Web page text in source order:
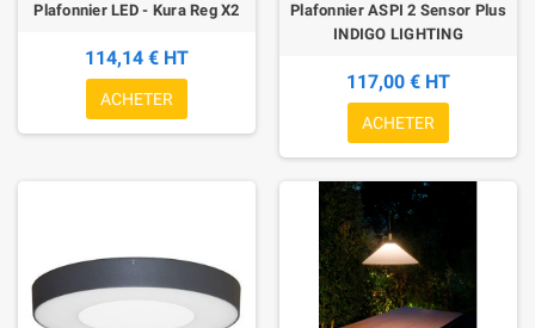
Plafonnier LED - Kura Reg X2
114,14 € HT
ACHETER
Plafonnier ASPI 2 Sensor Plus
INDIGO LIGHTING
117,00 € HT
ACHETER